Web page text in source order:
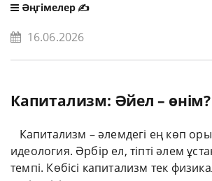
Әңгімелер✍️
16.06.2026
Капитализм: Әйел – өнім?
Капитализм – әлемдегі ең көп
идеология. Әрбір ел, тіпті әлем
темпі. Көбісі капитализм тек